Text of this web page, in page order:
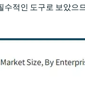
적인 도구로 보았으